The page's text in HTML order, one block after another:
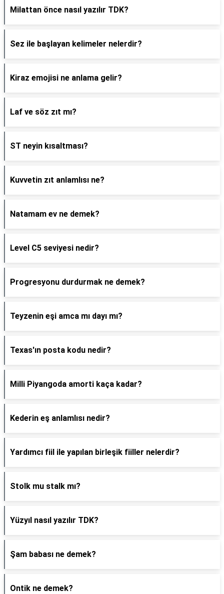
Milattan önce nasıl yazılır TDK?
Sez ile başlayan kelimeler nelerdir?
Kiraz emojisi ne anlama gelir?
Laf ve söz zıt mı?
ST neyin kısaltması?
Kuvvetin zıt anlamlısı ne?
Natamam ev ne demek?
Level C5 seviyesi nedir?
Progresyonu durdurmak ne demek?
Teyzenin eşi amca mı dayı mı?
Texas'ın posta kodu nedir?
Milli Piyangoda amorti kaça kadar?
Kederin eş anlamlısı nedir?
Yardımcı fiil ile yapılan birleşik fiiller nelerdir?
Stolk mu stalk mı?
Yüzyıl nasıl yazılır TDK?
Şam babası ne demek?
Ontik ne demek?